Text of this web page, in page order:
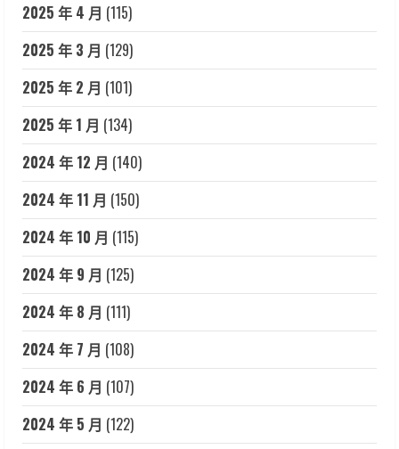
2025 年 4 月 (115)
2025 年 3 月 (129)
2025 年 2 月 (101)
2025 年 1 月 (134)
2024 年 12 月 (140)
2024 年 11 月 (150)
2024 年 10 月 (115)
2024 年 9 月 (125)
2024 年 8 月 (111)
2024 年 7 月 (108)
2024 年 6 月 (107)
2024 年 5 月 (122)